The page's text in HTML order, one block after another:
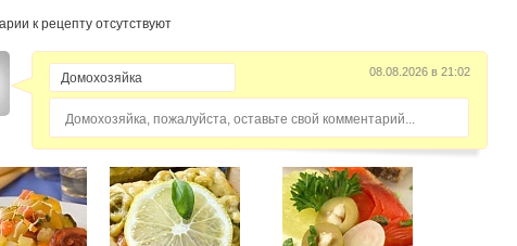
к рецепту отсутствуют
08.08.2026 в 21:02
Домохозяйка, пожалуйста, оставьте свой комментарий...